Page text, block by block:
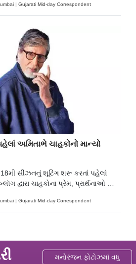
| Gujarati Mid-day Correspondent
અમિતાભે ચાહકોનો માન્યો
18મી સીઝનનું શૂટિંગ શરૂ કરતાં પહેલાં
દ્વારા ચાહકોના પ્રેમ, પ્રાર્થનાઓ અને
| Gujarati Mid-day Correspondent
મનોરંજન ફોટોઝમાં વધુ